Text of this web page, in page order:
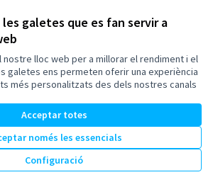
galetes que es fan servir a
lloc web per a millorar el rendiment i el
galetes ens permeten oferir una experiència
més personalitzats des dels nostres canals
Acceptar totes
només les essencials
Configuració
a X
a Facebook
Llobregat a Instagram
de Llobregat a YouTube
extern)
lliure .
Amb
(Enllaç